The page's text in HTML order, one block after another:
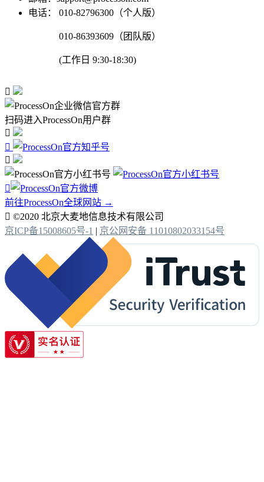
电话：
010-82796300（个人版）
010-86393609（团队版）
(工作日 9:30-18:30)

扫码进入ProcessOn用户群




前往ProcessOn全球网站 →
 ©2020 北京大麦地信息技术有限公司
京ICP备15008605号-1 | 京公网安备 11010802033154号